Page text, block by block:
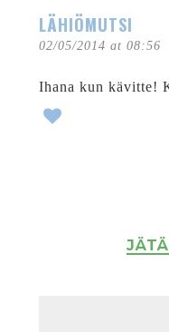
LÄHIÖMUTSI
02/05/2014 at 08:56
Ihana kun kävitte!